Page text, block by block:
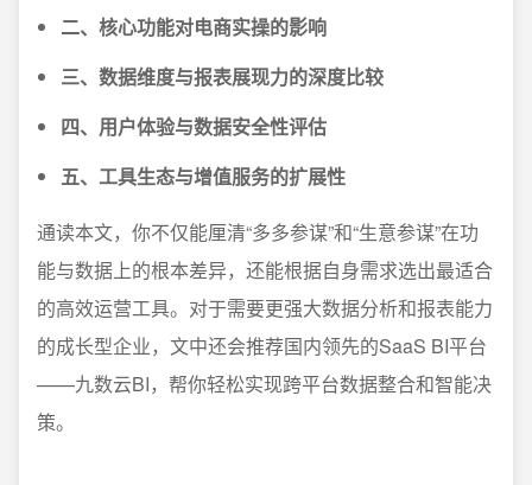
二、核心功能对电商实操的影响
三、数据维度与报表展现力的深度比较
四、用户体验与数据安全性评估
五、工具生态与增值服务的扩展性
通读本文，你不仅能厘清“多多参谋”和“生意参谋”在功
能与数据上的根本差异，还能根据自身需求选出最适合
的高效运营工具。对于需要更强大数据分析和报表能力
的成长型企业，文中还会推荐国内领先的SaaS BI平台
——九数云BI，帮你轻松实现跨平台数据整合和智能决
策。